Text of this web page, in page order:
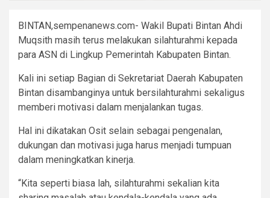
BINTAN,sempenanews.com- Wakil Bupati Bintan Ahdi
Muqsith masih terus melakukan silahturahmi kepada
para ASN di Lingkup Pemerintah Kabupaten Bintan.
Kali ini setiap Bagian di Sekretariat Daerah Kabupaten
Bintan disambanginya untuk bersilahturahmi sekaligus
memberi motivasi dalam menjalankan tugas.
Hal ini dikatakan Osit selain sebagai pengenalan,
dukungan dan motivasi juga harus menjadi tumpuan
dalam meningkatkan kinerja.
“Kita seperti biasa lah, silahturahmi sekalian kita